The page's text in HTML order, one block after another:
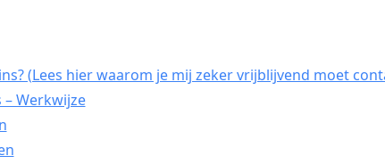
(Lees hier waarom je mij zeker vrijblijvend moet
Werkwijze